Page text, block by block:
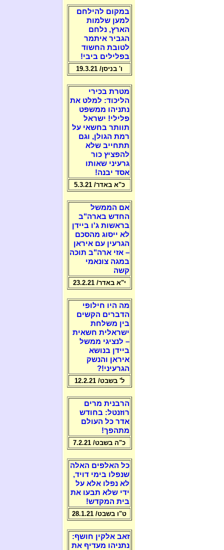
במקום להילחם
למען שלמות
הארץ, נלחם
הגביר איתמר
לטובת החשוד
בפלילים ביבי!
ו' בניסן/ 19.3.21
מטרת בכירי
הליכוד: למלט את
נתניהו ממשפט
פלילי! ישראל
תוותר בחשאי על
רמת הגולן, וגם
תתחייב שלא
להפציץ כור
גרעיני שאותו
אסד יבנה!
כ"א באדר/ 5.3.21
אם הממשל
החדש בארה"ב
בראשות ג'ו ביידן
לא ייסוג מהסכם
הגרעין עם איראן
– אזי ארה"ב תוכה
במגה צונאמי
קשה
י"א באדר/ 23.2.21
מה היו חילופי
הדברים הקשים
בין משלחת
ישראלית חשאית
– לנציגי ממשל
ביידן בנושא
איראן והנשק
הגרעיני!?
ל' בשבט/ 12.2.21
הרבנית מרים
רוזנטל: בחודש
אדר כל העולם
מתהפך!
כ"ה בשבט/ 7.2.21
כל האלפים האלה
שנפלו בימי דויד,
לא נפלו אלא על
ידי שלא תבעו את
בית המקדש!
ט"ו בשבט/ 28.1.21
זאב אלקין חושף:
נתניהו מעדיף את